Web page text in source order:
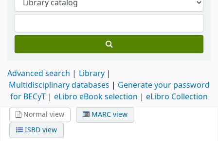
Advanced search
Library
Multidisciplinary databases | Generate your password
for BECyT | eLibro eBook selection | eLibro Collection
Normal view
MARC view
ISBD view